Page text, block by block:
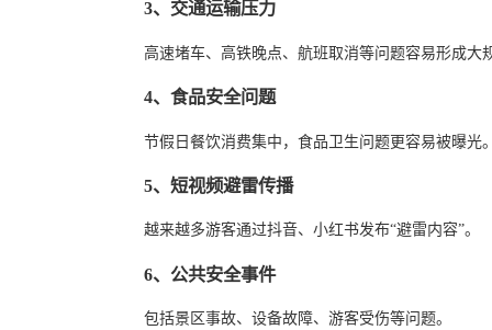
3、交通运输压力
高速堵车、高铁晚点、航班取消等问题容易形成大
4、食品安全问题
节假日餐饮消费集中，食品卫生问题更容易被曝光。
5、短视频避雷传播
越来越多游客通过抖音、小红书发布“避雷内容”。
6、公共安全事件
包括景区事故、设备故障、游客受伤等问题。